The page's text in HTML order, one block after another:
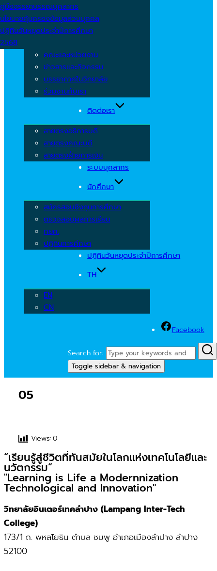
คู่มือจรรยาบรรณบุคลากร
นโยบายคุ้มครองข้อมูลส่วนบุคคล
ปฏิทินวันหยุดประจำปีการศึกษา
2568
คณะและหน่วยงาน
ข่าวสารและกิจกรรม
บรรยากาศในวิทยาลัย
ร่วมงานกับเรา
ติดต่อเรา
สายตรงอธิการบดี
สายตรงคณะบดี
สายตรงฝ่ายการเงิน
ระบบบุคลากร
นักศึกษา
สมัครสอบชิงทุนการศึกษา
ตรวจสอบผลการเรียน
กยศ.
ปฏิทินการศึกษา
ปฏิทินวันหยุดประจำปีการศึกษา
TH
EN
CN
Facebook
Search for:
Toggle sidebar & navigation
05
Views:0
“เรียนรู้สู่ชีวิตที่ทันสมัยในโลกแห่งเทคโนโลยีและ
นวัตกรรม”
"Learning is Life a Modernnization
Technological and Innovation"
วิทยาลัยอินเตอร์เทคลำปาง (Lampang Inter-Tech
College)
173/1 ถ. พหลโยธิน ตำบล ชมพู อำเภอเมืองลำปาง ลำปาง
52100